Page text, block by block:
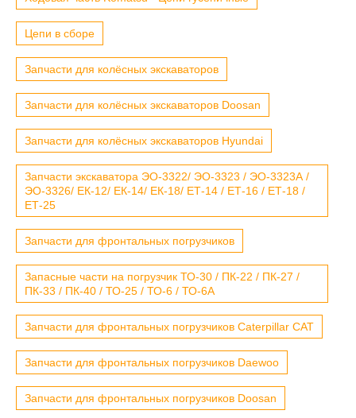
Цепи в сборе
Запчасти для колёсных экскаваторов
Запчасти для колёсных экскаваторов Doosan
Запчасти для колёсных экскаваторов Hyundai
Запчасти экскаватора ЭО-3322/ ЭО-3323 / ЭО-3323А /
ЭО-3326/ ЕК-12/ ЕК-14/ ЕК-18/ ЕТ-14 / ЕТ-16 / ЕТ-18 /
ЕТ-25
Запчасти для фронтальных погрузчиков
Запасные части на погрузчик ТО-30 / ПК-22 / ПК-27 /
ПК-33 / ПК-40 / ТО-25 / ТО-6 / ТО-6А
Запчасти для фронтальных погрузчиков Caterpillar CAT
Запчасти для фронтальных погрузчиков Daewoo
Запчасти для фронтальных погрузчиков Doosan